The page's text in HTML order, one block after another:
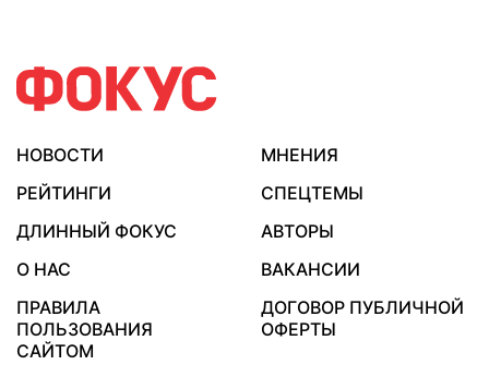
НОВОСТИ
МНЕНИЯ
РЕЙТИНГИ
СПЕЦТЕМЫ
ДЛИННЫЙ ФОКУС
АВТОРЫ
О НАС
ВАКАНСИИ
ПРАВИЛА
ПОЛЬЗОВАНИЯ
САЙТОМ
ДОГОВОР ПУБЛИЧНОЙ
ОФЕРТЫ